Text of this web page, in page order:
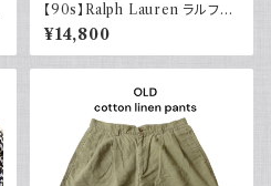
【90s】Ralph Lauren ラルフロ
ーレン カーゴショーツ シルクリ
ネンコットン イージーパンツ 古
着
¥14,800